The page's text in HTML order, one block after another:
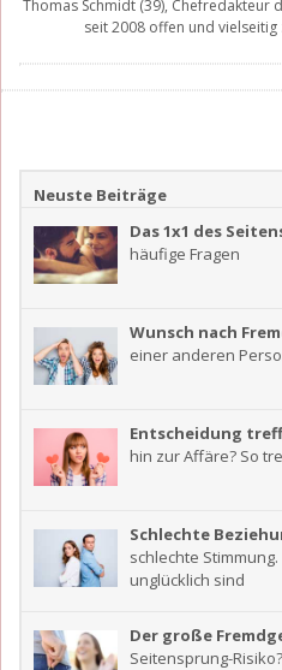
Thomas Schmidt (39), Chefredakteur
seit 2008 offen und vielseitig
Neuste Beiträge
Das 1x1 des
häufige Fragen
Wunsch nach
einer anderen
Entscheidung
hin zur Affäre? So
Schlechte
schlechte
unglücklich sind
Der große
Seitensprung-Risiko?